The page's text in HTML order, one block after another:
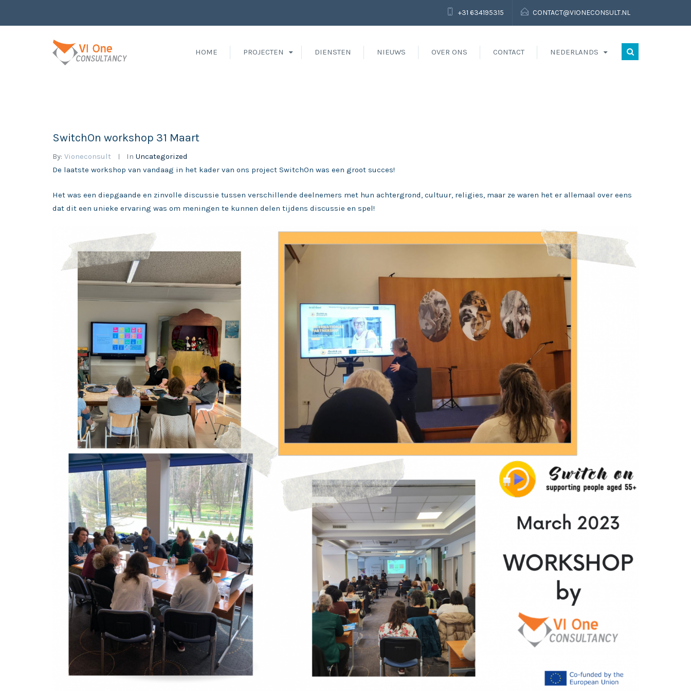
+31 634195315 CONTACT@VIONECONSULT.NL
HOME PROJECTEN DIENSTEN NIEUWS OVER ONS CONTACT NEDERLANDS
SwitchOn workshop 31 Maart
By: Vioneconsult In Uncategorized
De laatste workshop van vandaag in het kader van ons project SwitchOn was een groot succes!
Het was een diepgaande en zinvolle discussie tussen verschillende deelnemers met hun achtergrond, cultuur, religies, maar ze waren het er allemaal over eens
dat dit een unieke ervaring was om meningen te kunnen delen tijdens discussie en spel!